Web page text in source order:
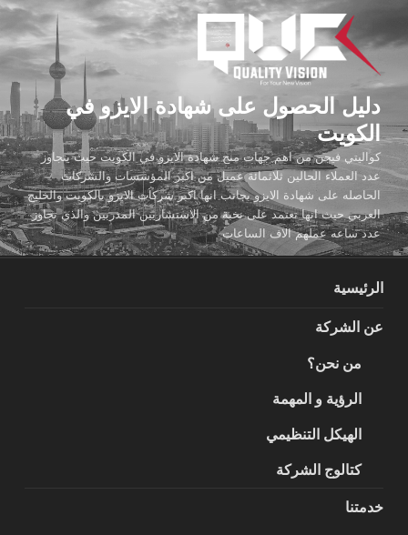
المحتوى
دليل الحصول على شهادة الايزو في
الكويت
كواليتي فيجن من اهم جهات منح شهادة الايزو في الكويت حيث يتجاوز
عدد العملاء الحالين ثلاثمائة عميل من اكبر المؤسسات والشركات
الحاصله على شهادة الايزو بجانب انها اكبر شركات الايزو بالكويت والخليج
العربي حيث انها تعتمد على نخبة من الاستشاريين المدربين والذي تجاوز
عدد ساعه عملهم الاف الساعات
الرئيسية
عن الشركة
من نحن؟
الرؤية و المهمة
الهيكل التنظيمي
كتالوج الشركة
خدمتنا